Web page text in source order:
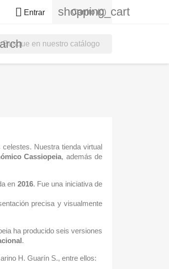
 Entrar shopping_cart
Carrito (0)
Nuestra tienda virtual
Cassiopeia, además de
en 2016. Fue una iniciativa de
precisa y visualmente
ha producido seis versiones
.
H. Guarín S., entre ellos: